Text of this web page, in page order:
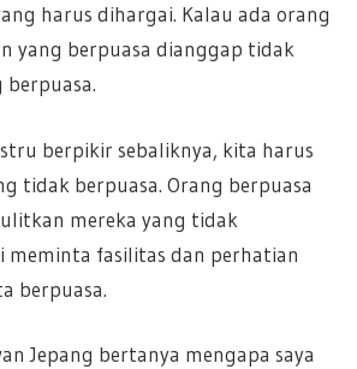
harus dihargai. Kalau ada orang
yang berpuasa dianggap tidak
berpikir sebaliknya, kita harus
tidak berpuasa. Orang berpuasa
mereka yang tidak
meminta fasilitas dan perhatian
berpuasa.
Jepang bertanya mengapa saya